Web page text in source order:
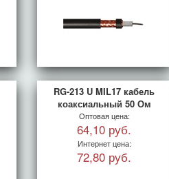
RG-213 U MIL17 кабель
коаксиальный 50 Ом
Оптовая цена:
64,10 руб.
Интернет цена:
72,80 руб.